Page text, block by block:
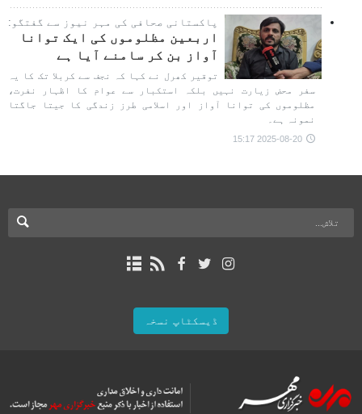
پاکستانی صحافی کی مہر نیوز سے گفتگو:
اربعین مظلوموں کی ایک توانا
آواز بن کر سامنے آيا ہے
توقیر کھرل نے کہا کہ نجف سے کربلا تک کا یہ
سفر محض زیارت نہیں بلکہ استکبار سے عوام کا اظہار نفرت،
مظلوموں کی توانا آواز اور اسلامی طرز زندگی کا جیتا جاگتا
نمونہ ہے۔
2025-08-20 15:17
ڈیسکٹاپ نسخہ